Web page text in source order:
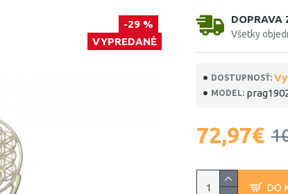
-29 %
VYPREDANÉ
DOPRAVA
Všetky
DOSTUPNOSŤ:
MODEL:
72,97€
DO